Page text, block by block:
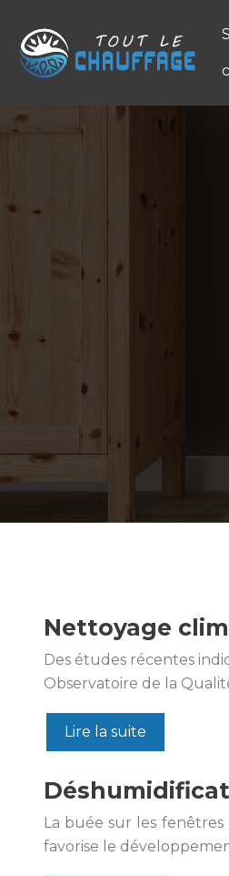
Nettoyage
Des études récentes
Observatoire de la
Lire la suite
La buée sur les
favorise le